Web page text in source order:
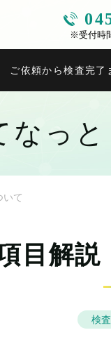
※受付時
ご依頼から検査完了
なっ
いて
項目解
検